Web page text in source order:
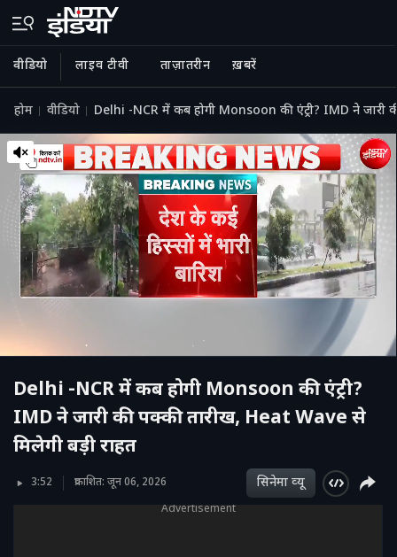
वीडियो लाइव टीवी ताज़ातरीन ख़बरें
होम वीडियो Delhi -NCR में कब होगी Monsoon की एंट्री? IMD ने जारी
Delhi -NCR में कब होगी Monsoon की एंट्री?
IMD ने जारी की पक्की तारीख, Heat Wave से
मिलेगी बड़ी राहत
3:52 प्रकाशित: जून 06, 2026 सिनेमा व्‍यू
Advertisement